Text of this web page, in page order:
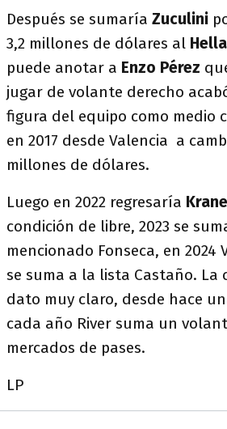
Después se sumaría Zuculini
3,2 millones de dólares al
puede anotar a Enzo Pérez
jugar de volante derecho
figura del equipo como medio
en 2017 desde Valencia a
millones de dólares.
Luego en 2022 regresaría
condición de libre, 2023 se
mencionado Fonseca, en 2024
se suma a la lista Castaño. La
dato muy claro, desde hace
cada año River suma un
mercados de pases.
LP